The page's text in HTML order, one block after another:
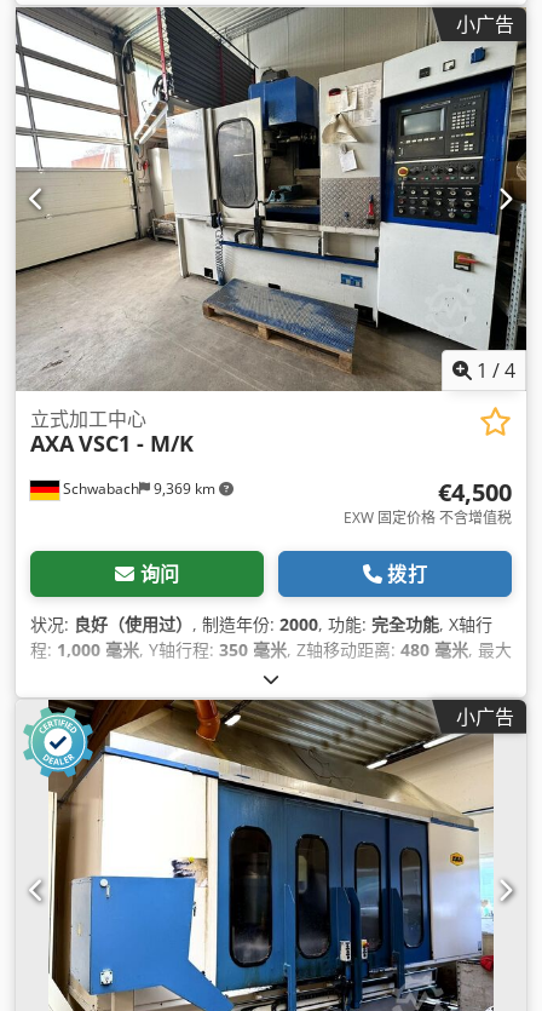
小广告
1 /4
Schwabach 9,369 km
立式加工中心
AXAVSC1 - M/K
€4,500
EXW 固定价格 不含增值税
询问 拨打
状况: 良好（使用过） , 制造年份: 2000, 功能: 完全功能, X轴行
程: 1,000 毫米, Y轴行程: 350 毫米, Z轴移动距离: 480 毫米, 最大
, 主轴速度（最大）:
型:空调, 设备:转速可无级变速,
小广告